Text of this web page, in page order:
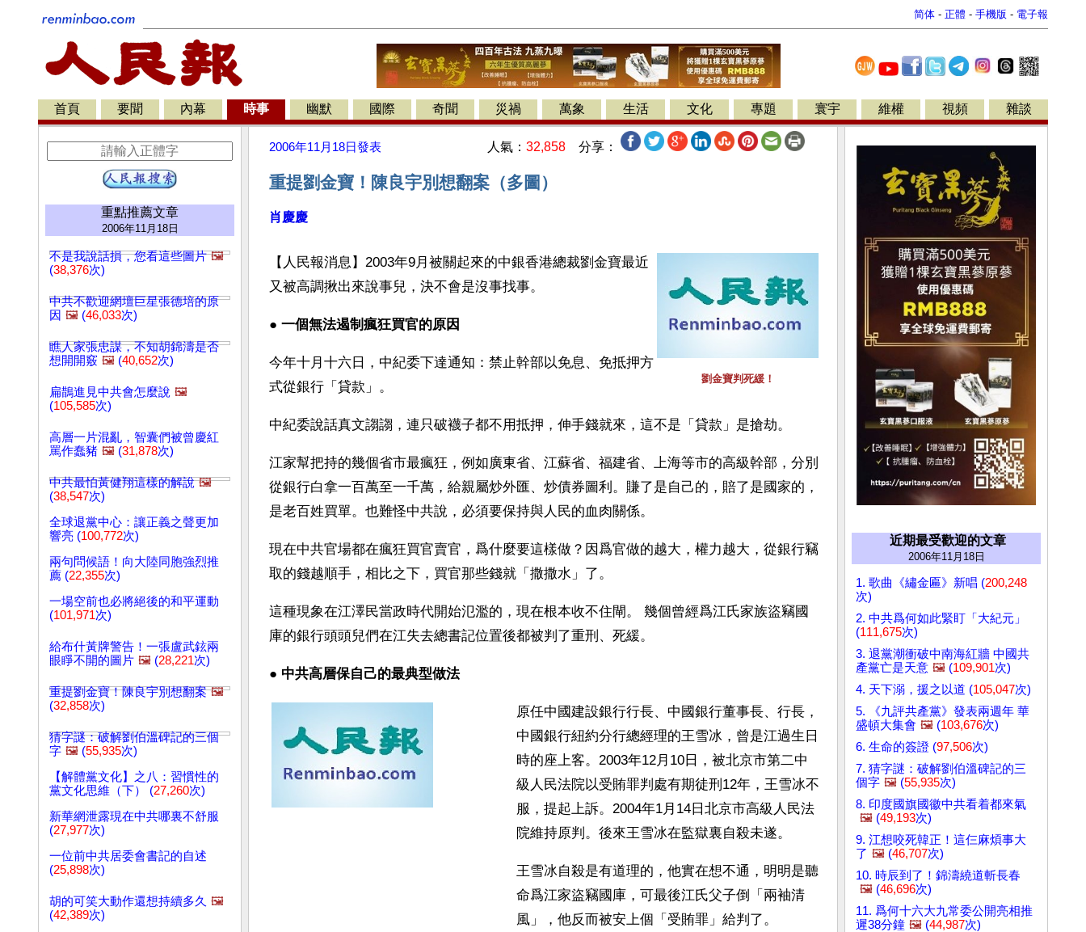
简体 - 正體 - 手機版 - 電子報
首頁 要聞 內幕 時事 幽默 國際 奇聞 災禍 萬象 生活 文化 專題 寰宇 維權 視頻 雜談
重點推薦文章
2006年11月18日
不是我說話損，您看這些圖片 🖼️
(38,376次)
中共不歡迎網壇巨星張德培的原
因 🖼️ (46,033次)
瞧人家張忠謀，不知胡錦濤是否
想開開竅 🖼️ (40,652次)
扁鵲進見中共會怎麼說 🖼️
(105,585次)
高層一片混亂，智囊們被曾慶紅
罵作蠢豬 🖼️ (31,878次)
中共最怕黃健翔這樣的解說 🖼️
(38,547次)
全球退黨中心：讓正義之聲更加
響亮 (100,772次)
兩句問候語！向大陸同胞強烈推
薦 (22,355次)
一場空前也必將絕後的和平運動
(101,971次)
給布什黃牌警告！一張盧武鉉兩
眼睜不開的圖片 🖼️ (28,221次)
重提劉金寶！陳良宇別想翻案 🖼️
(32,858次)
猜字謎：破解劉伯溫碑記的三個
字 🖼️ (55,935次)
【解體黨文化】之八：習慣性的
黨文化思維（下） (27,260次)
新華網泄露現在中共哪裏不舒服
(27,977次)
一位前中共居委會書記的自述
(25,898次)
胡的可笑大動作還想持續多久 🖼️
(42,389次)
2006年11月18日發表 人氣： 32,858 分享：
重提劉金寶！陳良宇別想翻案（多圖）
肖慶慶
劉金寶判死緩！
【人民報消息】2003年9月被關起來的中銀香港總裁劉金寶最近
又被高調揪出來說事兒，決不會是沒事找事。
● 一個無法遏制瘋狂買官的原因
今年十月十六日，中紀委下達通知：禁止幹部以免息、免抵押方
式從銀行「貸款」。
中紀委說話真文謅謅，連只破襪子都不用抵押，伸手錢就來，這不是「貸款」是搶劫。
江家幫把持的幾個省市最瘋狂，例如廣東省、江蘇省、福建省、上海等市的高級幹部，分別
從銀行白拿一百萬至一千萬，給親屬炒外匯、炒債券圖利。賺了是自己的，賠了是國家的，
是老百姓買單。也難怪中共說，必須要保持與人民的血肉關係。
現在中共官場都在瘋狂買官賣官，爲什麼要這樣做？因爲官做的越大，權力越大，從銀行竊
取的錢越順手，相比之下，買官那些錢就「撒撒水」了。
這種現象在江澤民當政時代開始氾濫的，現在根本收不住閘。 幾個曾經爲江氏家族盜竊國
庫的銀行頭頭兒們在江失去總書記位置後都被判了重刑、死緩。
● 中共高層保自己的最典型做法
原任中國建設銀行行長、中國銀行董事長、行長，
中國銀行紐約分行總經理的王雪冰，曾是江過生日
時的座上客。2003年12月10日，被北京市第二中
級人民法院以受賄罪判處有期徒刑12年，王雪冰不
服，提起上訴。2004年1月14日北京市高級人民法
院維持原判。後來王雪冰在監獄裏自殺未遂。
王雪冰自殺是有道理的，他實在想不通，明明是聽
命爲江家盜竊國庫，可最後江氏父子倒「兩袖清
風」，他反而被安上個「受賄罪」給判了。
近期最受歡迎的文章
2006年11月18日
1. 歌曲《繡金匾》新唱 (200,248
次)
2. 中共爲何如此緊盯「大紀元」
(111,675次)
3. 退黨潮衝破中南海紅牆 中國共
產黨亡是天意 🖼️ (109,901次)
4. 天下溺，援之以道 (105,047次)
5. 《九評共產黨》發表兩週年 華
盛頓大集會 🖼️ (103,676次)
6. 生命的簽證 (97,506次)
7. 猜字謎：破解劉伯溫碑記的三
個字 🖼️ (55,935次)
8. 印度國旗國徽中共看着都來氣
🖼️ (49,193次)
9. 江想咬死韓正！這仨麻煩事大
了 🖼️ (46,707次)
10. 時辰到了！錦濤繞道斬長春
🖼️ (46,696次)
11. 爲何十六大九常委公開亮相推
遲38分鐘 🖼️ (44,987次)